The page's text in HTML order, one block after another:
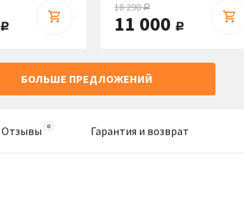
руб.
18 290руб.
11 000 руб.
БОЛЬШЕ ПРЕДЛОЖЕНИЙ
Отзывы Гарантия и возврат